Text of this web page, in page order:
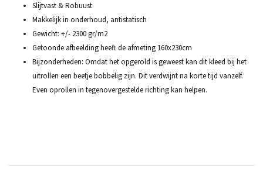
Slijtvast & Robuust
Makkelijk in onderhoud, antistatisch
Gewicht: +/- 2300 gr/m2
Getoonde afbeelding heeft de afmeting 160x230cm
Bijzonderheden: Omdat het opgerold is geweest kan dit kleed bij het
uitrollen een beetje bobbelig zijn. Dit verdwijnt na korte tijd vanzelf.
Even oprollen in tegenovergestelde richting kan helpen.